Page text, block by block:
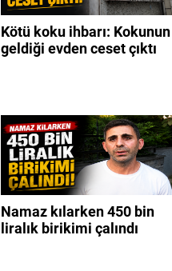
Kötü koku ihbarı: Kokunun
geldiği evden ceset çıktı
Namaz kılarken 450 bin
liralık birikimi çalındı